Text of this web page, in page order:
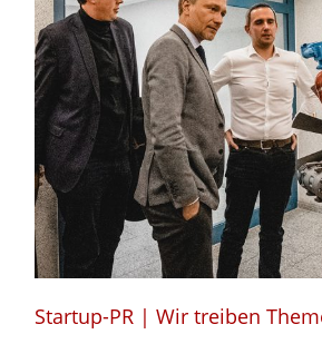
Startup-PR | Wir treiben